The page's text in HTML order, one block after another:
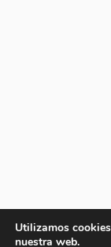
Utilizamos
nuestra web.